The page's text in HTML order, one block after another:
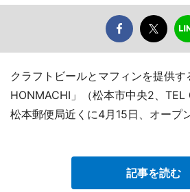
クラフトビールとマフィンを提供す
HONMACHI」（松本市中央2、
松本郵便局近くに4月15日、オープ
記事を読む